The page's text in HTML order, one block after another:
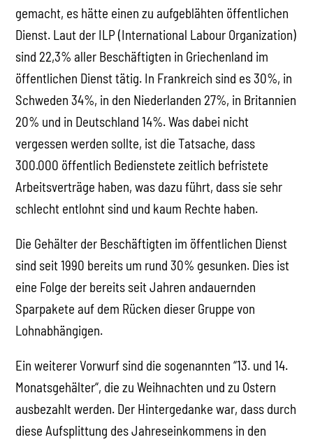
gemacht, es hätte einen zu aufgeblähten öffentlichen
Dienst. Laut der ILP (International Labour Organization)
sind 22,3% aller Beschäftigten in Griechenland im
öffentlichen Dienst tätig. In Frankreich sind es 30%, in
Schweden 34%, in den Niederlanden 27%, in Britannien
20% und in Deutschland 14%. Was dabei nicht
vergessen werden sollte, ist die Tatsache, dass
300.000 öffentlich Bedienstete zeitlich befristete
Arbeitsverträge haben, was dazu führt, dass sie sehr
schlecht entlohnt sind und kaum Rechte haben.
Die Gehälter der Beschäftigten im öffentlichen Dienst
sind seit 1990 bereits um rund 30% gesunken. Dies ist
eine Folge der bereits seit Jahren andauernden
Sparpakete auf dem Rücken dieser Gruppe von
Lohnabhängigen.
Ein weiterer Vorwurf sind die sogenannten “13. und 14.
Monatsgehälter“, die zu Weihnachten und zu Ostern
ausbezahlt werden. Der Hintergedanke war, dass durch
diese Aufsplittung des Jahreseinkommens in den